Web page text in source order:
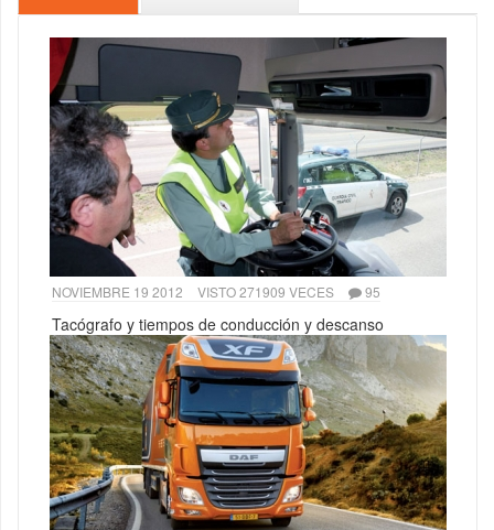
NOVIEMBRE 19 2012 VISTO 271909 VECES 95
Tacógrafo y tiempos de conducción y descanso